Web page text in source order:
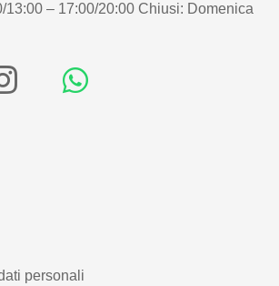
13:00 – 17:00/20:00 Chiusi: Domenica
personali